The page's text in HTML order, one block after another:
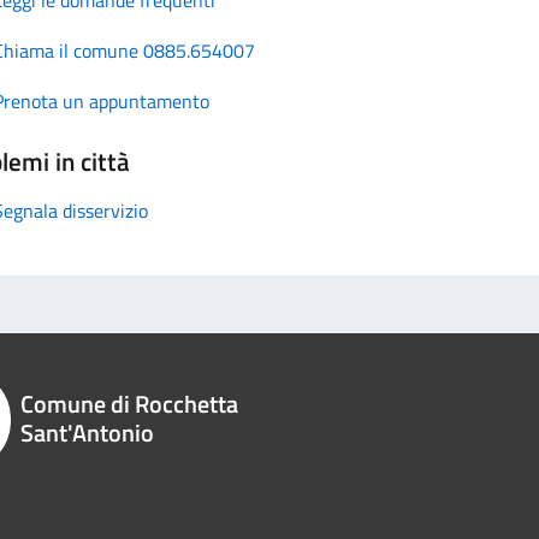
il comune 0885.654007
un appuntamento
in città
disservizio
Comune di Rocchetta
Sant'Antonio